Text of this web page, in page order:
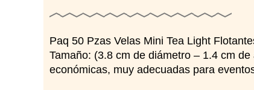
Paq 50 Pzas Velas Mini Tea Light
Tamaño: (3.8 cm de diámetro – 1.4 cm
económicas, muy adecuadas para